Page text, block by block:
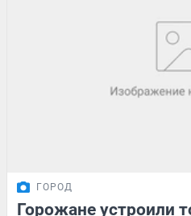
ГОРОД
Горожане устроили